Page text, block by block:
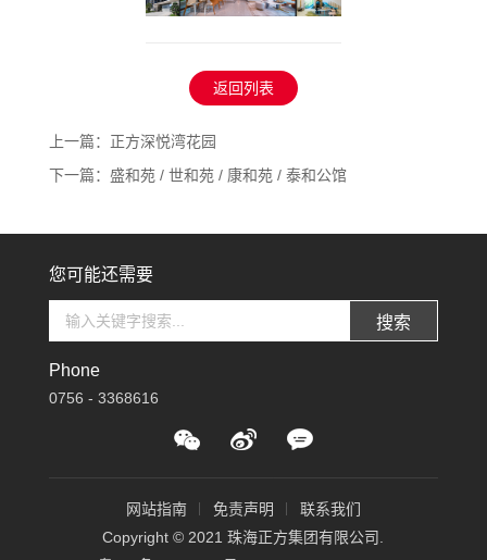
返回列表
上一篇：正方深悦湾花园
下一篇：盛和苑 / 世和苑 / 康和苑 / 泰和公馆
您可能还需要
搜索
Phone
0756 - 3368616
网站指南 免责声明
联系我们
Copyright © 2021 珠海正方集团有限公司.